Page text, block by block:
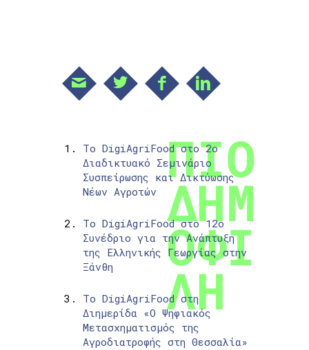
Το DigiAgriFood στο 2ο
Διαδικτυακό Σεμινάριο
Συσπείρωσης και Δικτύωσης
Νέων Αγροτών
Το DigiAgriFood στο 12ο
Συνέδριο για την Ανάπτυξη
της Ελληνικής Γεωργίας στην
Ξάνθη
Το DigiAgriFood στη
Διημερίδα «Ο Ψηφιακός
Μετασχηματισμός της
Αγροδιατροφής στη Θεσσαλία»